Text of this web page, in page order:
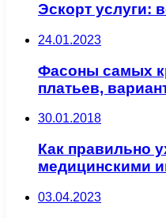
Эскорт услуги:
24.01.2023
Фасоны самых
платьев,
30.01.2018
Как правильно
медицинскими
03.04.2023